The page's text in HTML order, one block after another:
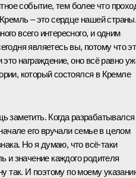
событие, тем более что
– это сердце нашей
всего интересного, и одним
являетесь вы, потому что
награждение, оно всё равно
который состоялся в Кремле
заметить. Когда разрабатывался
его вручали семье в целом
Но я думаю, что всё‑таки
и значение каждого родителя
так. И поэтому по моему